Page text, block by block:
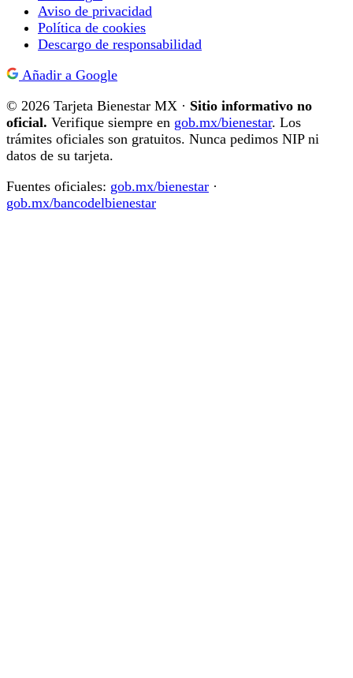
Aviso de privacidad
Política de cookies
Descargo de responsabilidad
Añadir a Google
© 2026 Tarjeta Bienestar MX · Sitio informativo no
oficial. Verifique siempre en gob.mx/bienestar. Los
trámites oficiales son gratuitos. Nunca pedimos NIP ni
datos de su tarjeta.
Fuentes oficiales: gob.mx/bienestar ·
gob.mx/bancodelbienestar